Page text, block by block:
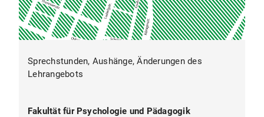
Sprechstunden, Aushänge, Änderungen des
Lehrangebots
Fakultät für Psychologie und Pädagogik